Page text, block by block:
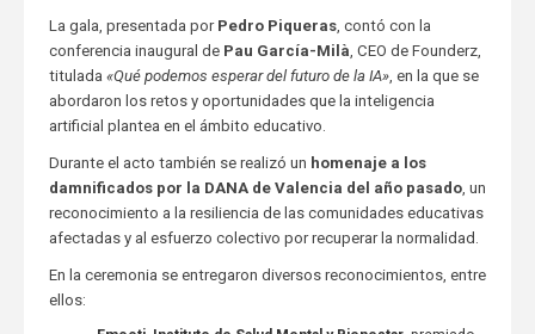
La gala, presentada por Pedro Piqueras, contó con la
conferencia inaugural de Pau García-Milà, CEO de Founderz,
titulada «Qué podemos esperar del futuro de la IA», en la que se
abordaron los retos y oportunidades que la inteligencia
artificial plantea en el ámbito educativo.
Durante el acto también se realizó un homenaje a los
damnificados por la DANA de Valencia del año pasado, un
reconocimiento a la resiliencia de las comunidades educativas
afectadas y al esfuerzo colectivo por recuperar la normalidad.
En la ceremonia se entregaron diversos reconocimientos, entre
ellos: